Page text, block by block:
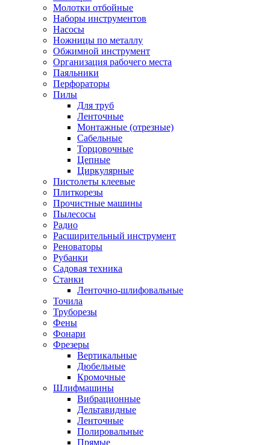
Молотки отбойные
Наборы инструментов
Насосы
Ножницы по металлу
Обжимной инструмент
Организация рабочего места
Паяльники
Перфораторы
Пилы
Для труб
Ленточные
Монтажные (отрезные)
Сабельные
Торцовочные
Цепные
Циркулярные
Пистолеты клеевые
Плиткорезы
Прочистные машины
Пылесосы
Радио
Расширительный инструмент
Реноваторы
Рубанки
Садовая техника
Станки
Ленточно-шлифовальные
Точила
Труборезы
Фены
Фонари
Фрезеры
Вертикальные
Дюбельные
Кромочные
Шлифмашины
Вибрационные
Дельтавидные
Ленточные
Полировальные
Прямые